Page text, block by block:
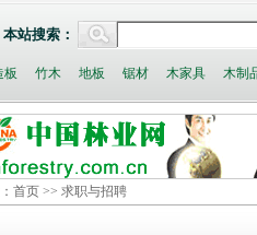
本站搜索：
板 竹木 地板 锯材 木家具 木制
首页 >> 求职与招聘